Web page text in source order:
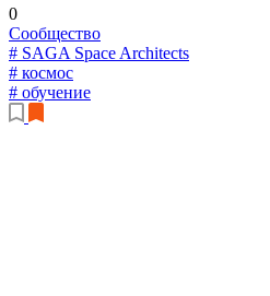
0
Сообщество
# SAGA Space Architects
# космос
# обучение